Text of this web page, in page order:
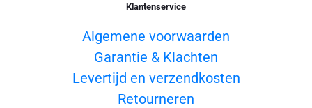
Klantenservice
Algemene voorwaarden
Garantie & Klachten
Levertijd en verzendkosten
Retourneren